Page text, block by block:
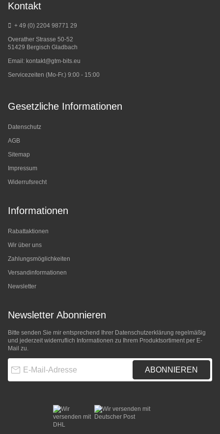
Kontakt
+ 49 (0) 2204 98771 29
Overather Strasse 50-52
51429 Bergisch Gladbach
Email: kontakt@gtm-bits.eu
Servicezeiten (Mo-Fr.) 9:00 - 15:00
Gesetzliche Informationen
Datenschutz
AGB
Sitemap
Impressum
Widerrufsrecht
Informationen
Rabattaktionen
Wir über uns
Zahlungsmöglichkeiten
Versandinformationen
Newsletter
Newsletter Abonnieren
Bitte senden Sie mir entsprechend Ihrer Datenschutzerklärung regelmäßig
und jederzeit widerruflich Informationen zu Ihrem Produktsortiment per E-
Mail zu.
ABONNIEREN